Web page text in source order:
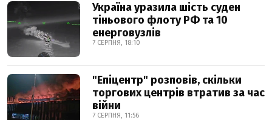
Україна уразила шість суден
тіньового флоту РФ та 10
енерговузлів
7 СЕРПНЯ, 18:10
"Епіцентр" розповів, скільки
торгових центрів втратив за час
війни
7 СЕРПНЯ, 11:56